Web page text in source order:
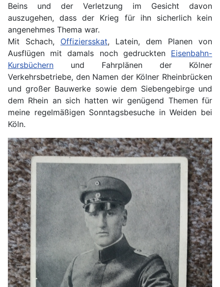
Beins und der Verletzung im Gesicht davon
auszugehen, dass der Krieg für ihn sicherlich kein
angenehmes Thema war.
Mit Schach, Offiziersskat, Latein, dem Planen von
Ausflügen mit damals noch gedruckten Eisenbahn-
Kursbüchern und Fahrplänen der Kölner
Verkehrsbetriebe, den Namen der Kölner Rheinbrücken
und großer Bauwerke sowie dem Siebengebirge und
dem Rhein an sich hatten wir genügend Themen für
meine regelmäßigen Sonntagsbesuche in Weiden bei
Köln.